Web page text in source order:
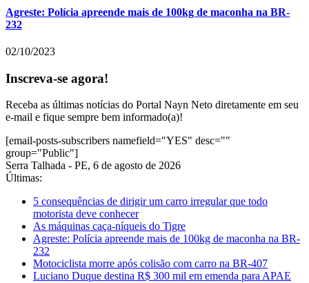
Agreste: Polícia apreende mais de 100kg de maconha na BR-
232
02/10/2023
Inscreva-se agora!
Receba as últimas notícias do Portal Nayn Neto diretamente em seu
e-mail e fique sempre bem informado(a)!
[email-posts-subscribers namefield="YES" desc=""
group="Public"]
Serra Talhada - PE, 6 de agosto de 2026
Últimas:
5 consequências de dirigir um carro irregular que todo
motorista deve conhecer
As máquinas caça-níqueis do Tigre
Agreste: Polícia apreende mais de 100kg de maconha na BR-
232
Motociclista morre após colisão com carro na BR-407
Luciano Duque destina R$ 300 mil em emenda para APAE